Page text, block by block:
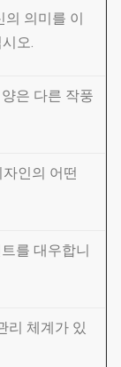
의 의미를 이
오.
은 다른 작풍
인의 어떤
를 대우합니
리 체계가 있